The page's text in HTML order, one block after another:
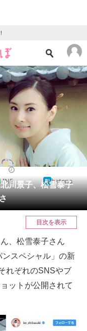
川景子、松雪泰子
hatena
目次を表示
、松雪泰子さん
スペシャル」の新
れぞれのSNSやブ
ットが公開されて